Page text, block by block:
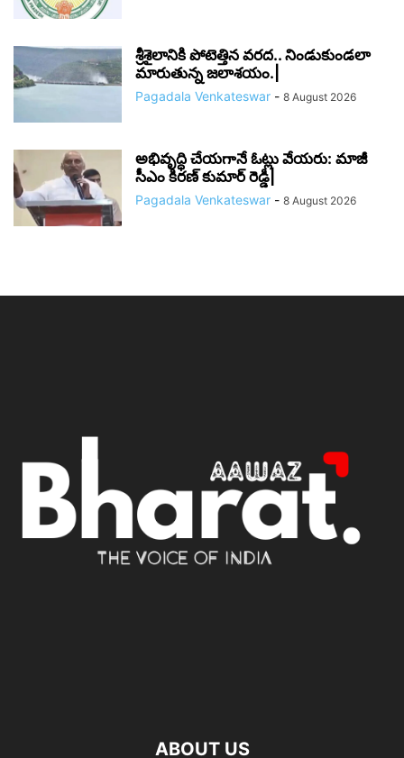
శ్రీశైలానికి పోటెత్తిన వరద.. నిండుకుండలా
మారుతున్న జలాశయం.|
Pagadala Venkateswar - 8 August 2026
అభివృద్ధి చేయగానే ఓట్లు వేయరు: మాజీ
సీఎం కిరణ్ కుమార్ రెడ్డి|
Pagadala Venkateswar - 8 August 2026
ABOUT US